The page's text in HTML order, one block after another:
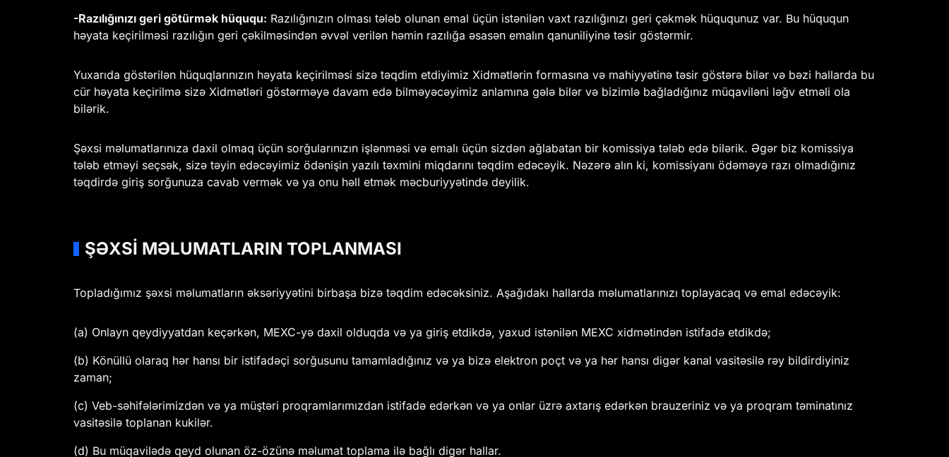
-Razılığınızı geri götürmək hüququ: Razılığınızın olması tələb olunan emal üçün istənilən vaxt razılığınızı geri çəkmək hüququnuz var. Bu hüququn
həyata keçirilməsi razılığın geri çəkilməsindən əvvəl verilən həmin razılığa əsasən emalın qanuniliyinə təsir göstərmir.
Yuxarıda göstərilən hüquqlarınızın həyata keçirilməsi sizə təqdim etdiyimiz Xidmətlərin formasına və mahiyyətinə təsir göstərə bilər və bəzi hallarda bu
cür həyata keçirilmə sizə Xidmətləri göstərməyə davam edə bilməyəcəyimiz anlamına gələ bilər və bizimlə bağladığınız müqaviləni ləğv etməli ola
bilərik.
Şəxsi məlumatlarınıza daxil olmaq üçün sorğularınızın işlənməsi və emalı üçün sizdən ağlabatan bir komissiya tələb edə bilərik. Əgər biz komissiya
tələb etməyi seçsək, sizə təyin edəcəyimiz ödənişin yazılı təxmini miqdarını təqdim edəcəyik. Nəzərə alın ki, komissiyanı ödəməyə razı olmadığınız
təqdirdə giriş sorğunuza cavab vermək və ya onu həll etmək məcburiyyətində deyilik.
ŞƏXSİ MƏLUMATLARIN TOPLANMASI
Topladığımız şəxsi məlumatların əksəriyyətini birbaşa bizə təqdim edəcəksiniz. Aşağıdakı hallarda məlumatlarınızı toplayacaq və emal edəcəyik:
(a) Onlayn qeydiyyatdan keçərkən, MEXC-yə daxil olduqda və ya giriş etdikdə, yaxud istənilən MEXC xidmətindən istifadə etdikdə;
(b) Könüllü olaraq hər hansı bir istifadəçi sorğusunu tamamladığınız və ya bizə elektron poçt və ya hər hansı digər kanal vasitəsilə rəy bildirdiyiniz
zaman;
(c) Veb-səhifələrimizdən və ya müştəri proqramlarımızdan istifadə edərkən və ya onlar üzrə axtarış edərkən brauzeriniz və ya proqram təminatınız
vasitəsilə toplanan kukilər.
(d) Bu müqavilədə qeyd olunan öz-özünə məlumat toplama ilə bağlı digər hallar.